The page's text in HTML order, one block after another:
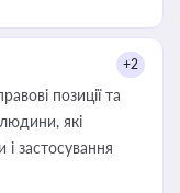
+2
позиції та
які
застосування